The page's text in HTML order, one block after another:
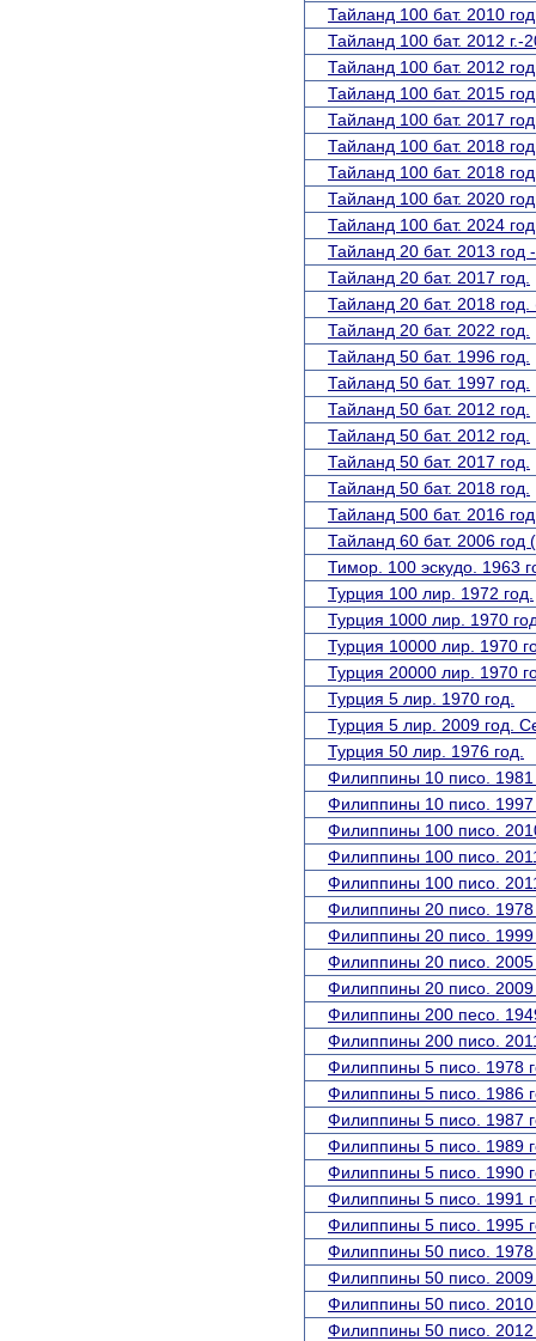
Тайланд 100 бат. 2010
Тайланд 100 бат. 2012 г.-
Тайланд 100 бат. 2012
Тайланд 100 бат. 2015
Тайланд 100 бат. 2017
Тайланд 100 бат. 2018
Тайланд 100 бат. 2018
Тайланд 100 бат. 2020
Тайланд 100 бат. 2024
Тайланд 20 бат. 2013 год
Тайланд 20 бат. 2017 год.
Тайланд 20 бат. 2018 год.
Тайланд 20 бат. 2022 год.
Тайланд 50 бат. 1996 год.
Тайланд 50 бат. 1997 год.
Тайланд 50 бат. 2012 год.
Тайланд 50 бат. 2012 год.
Тайланд 50 бат. 2017 год.
Тайланд 50 бат. 2018 год.
Тайланд 500 бат. 2016
Тайланд 60 бат. 2006
Тимор. 100 эскудо. 1963
Турция 100 лир. 1972 год.
Турция 1000 лир. 1970
Турция 10000 лир. 1970
Турция 20000 лир. 1970
Турция 5 лир. 1970 год.
Турция 5 лир. 2009 год.
Турция 50 лир. 1976 год.
Филиппины 10 писо. 1981
Филиппины 10 писо. 1997
Филиппины 100 писо.
Филиппины 100 писо.
Филиппины 100 писо.
Филиппины 20 писо. 1978
Филиппины 20 писо. 1999
Филиппины 20 писо. 2005
Филиппины 20 писо. 2009
Филиппины 200 песо.
Филиппины 200 писо.
Филиппины 5 писо. 1978
Филиппины 5 писо. 1986
Филиппины 5 писо. 1987
Филиппины 5 писо. 1989
Филиппины 5 писо. 1990
Филиппины 5 писо. 1991
Филиппины 5 писо. 1995
Филиппины 50 писо. 1978
Филиппины 50 писо. 2009
Филиппины 50 писо. 2010
Филиппины 50 писо. 2012